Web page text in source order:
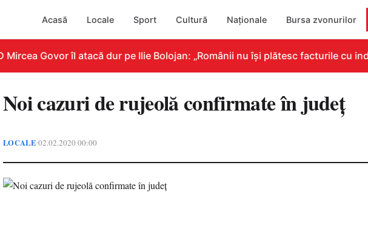
Acasă Locale Sport Cultură Naționale Bursa zvonurilor
Govor îl atacă dur pe Ilie Bolojan: „Românii nu își plătesc facturile cu
Noi cazuri de rujeolă confirmate în județ
LOCALE•02.02.2020 00:00